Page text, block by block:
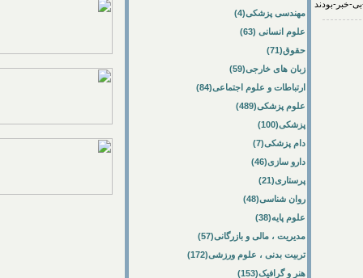
مهندسی پزشکی(4)
علوم انسانی (63)
حقوق(71)
زبان های خارجی(59)
ارتباطات و علوم اجتماعی(84)
علوم پزشکی(489)
پزشکی(100)
دام پزشکی(7)
دارو سازی(46)
پرستاری(21)
روان شناسی(48)
علوم پایه(38)
مدیریت ، مالی و بازرگانی(57)
تربیت بدنی ، علوم ورزشی(172)
هنر و گرافیک(153)